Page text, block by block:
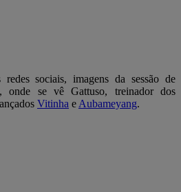
redes sociais, imagens da sessão de
onde se vê Gattuso, treinador dos
Vitinha e Aubameyang.